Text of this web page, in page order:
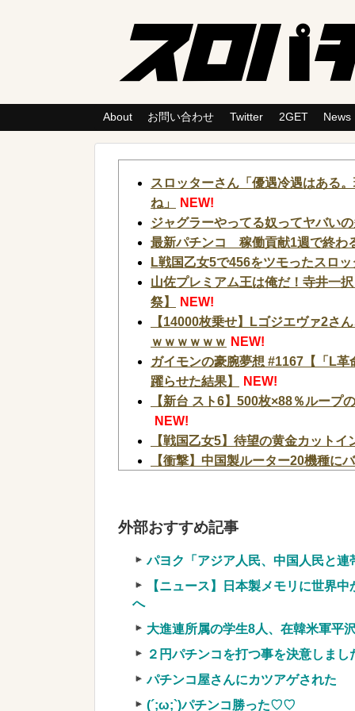
About お問い合わせ Twitter 2GET News
スロッターさん「優遇冷遇はある
ね」
NEW!
ジャグラーやってる奴ってヤバい
最新パチンコ 稼働貢献1週で終わ
L戦国乙女5で456をツモったスロ
山佐プレミアム王は俺だ！寺井一
祭】
NEW!
【14000枚乗せ】Lゴジエヴァ2さ
ｗｗｗｗｗｗ NEW!
ガイモンの豪腕夢想 #1167【「L
躍らせた結果】
NEW!
【新台 スト6】500枚×88％ループ
NEW!
【戦国乙女5】待望の黄金カット
【衝撃】中国製ルーター20機種に
SpaceX、米国防関連技術保護を
「中国籍人員をSpaceX向けの生
【超絶朗報】「れいわ新選組」改
お NEW!
w
NEW!
【速報】NHK職員が番組出演タ
NEW!
【緊急】お笑いジャングルポケッ
【画像】タトゥーだらけの美人海
外部おすすめ記事
パヨク「アジア人民、中国人民と
【ニュース】日本製メモリに世界
へ
大進連所属の学生8人、在韓米軍平
２円パチンコを打つ事を決意しまし
パチンコ屋さんにカツアゲされた
(´;ω;`)パチンコ勝った♡♡